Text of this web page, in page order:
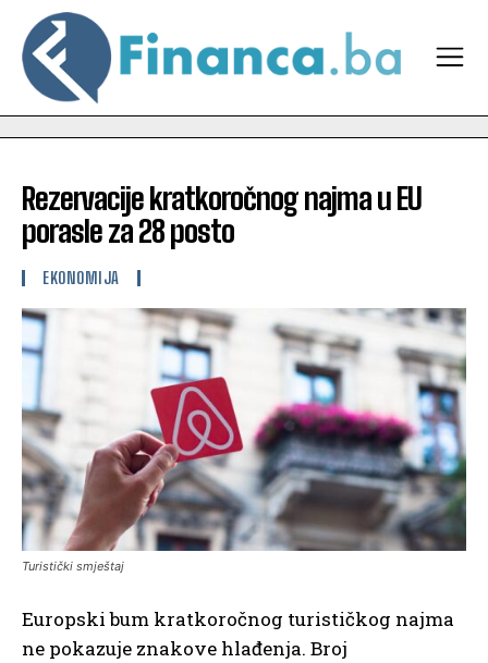
Rezervacije kratkoročnog najma u EU
porasle za 28 posto
EKONOMIJA
Turistički smještaj
Europski bum kratkoročnog turističkog najma
ne pokazuje znakove hlađenja. Broj